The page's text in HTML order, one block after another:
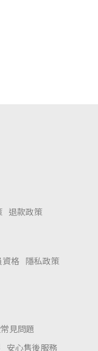
退款政策
資格 隱私政策
見問題
安心售後服務